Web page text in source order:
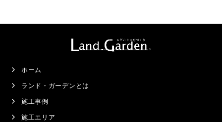
ホーム
ランド・ガーデンとは
施工事例
施工エリア